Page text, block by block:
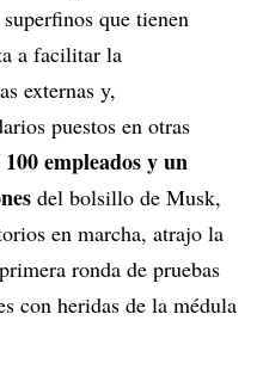
que tienen
a facilitar la
externas y,
puestos en otras
100 empleados y un
del bolsillo de Musk,
en marcha, atrajo la
ronda de pruebas
con heridas de la médula